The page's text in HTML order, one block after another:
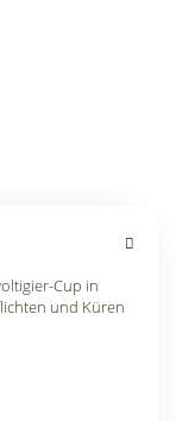
Cup in
und Küren